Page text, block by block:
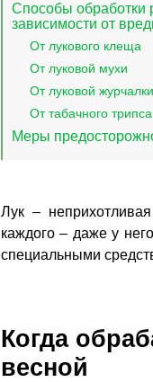
Способы обработки
зависимости от
От лукового клеща
От луковой мухи
От луковой журчалки
От табачного трипса
Меры
Лук ­–
каждого – даже у
специальными
Когда
весной